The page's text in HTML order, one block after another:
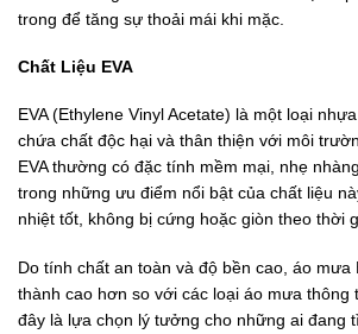
trong để tăng sự thoải mái khi mặc.
Chất Liệu EVA
EVA (Ethylene Vinyl Acetate) là một loại
chứa chất độc hại và thân thiện với môi
EVA thường có đặc tính mềm mại, nhẹ
trong những ưu điểm nổi bật của chất liệu
nhiệt tốt, không bị cứng hoặc giòn theo thời
Do tính chất an toàn và độ bền cao, áo mưa
thành cao hơn so với các loại áo mưa thông
đây là lựa chọn lý tưởng cho những ai đang